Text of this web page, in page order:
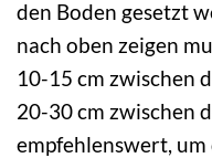
den Boden gesetzt
nach oben zeigen
10-15 cm zwischen
20-30 cm zwischen
empfehlenswert,